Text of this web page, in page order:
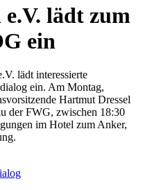
lädt zum
ein
lädt interessierte
ein. Am Montag,
Hartmut Dressel
der FWG, zwischen 18:30
im Hotel zum Anker,